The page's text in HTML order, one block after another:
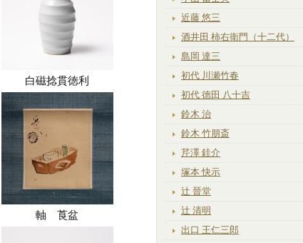
白磁捻貫徳利
軸 莨盆
近藤 悠三
酒井田 柿右衛門（十二代）
島岡 達三
初代 川瀬竹春
初代 徳田 八十吉
鈴木 治
鈴木 竹朋斎
芹澤 銈介
塚本 快示
辻 晉堂
辻 清明
出口 王仁三郎